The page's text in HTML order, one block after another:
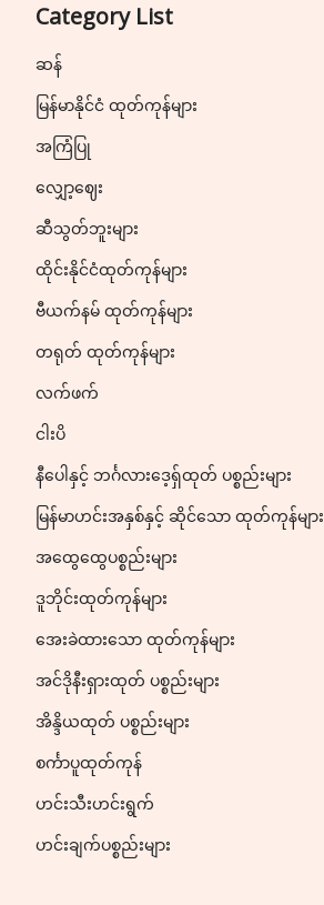
Category List
ဆန်
မြန်မာနိုင်ငံ ထုတ်ကုန်များ
အကြံပြု
လျှော့ဈေး
ဆီသွတ်ဘူးများ
ထိုင်းနိုင်ငံထုတ်ကုန်များ
ဗီယက်နမ် ထုတ်ကုန်များ
တရုတ် ထုတ်ကုန်များ
လက်ဖက်
ငါးပိ
နီပေါနှင့် ဘင်္ဂလားဒေ့ရှ်ထုတ် ပစ္စည်းများ
မြန်မာဟင်းအနှစ်နှင့် ဆိုင်သော ထုတ်ကုန်များ
အထွေထွေပစ္စည်းများ
ဒူဘိုင်းထုတ်ကုန်များ
အေးခဲထားသော ထုတ်ကုန်များ
အင်ဒိုနီးရှားထုတ် ပစ္စည်းများ
အိန္ဒိယထုတ် ပစ္စည်းများ
စင်္ကာပူထုတ်ကုန်
ဟင်းသီးဟင်းရွက်
ဟင်းချက်ပစ္စည်းများ